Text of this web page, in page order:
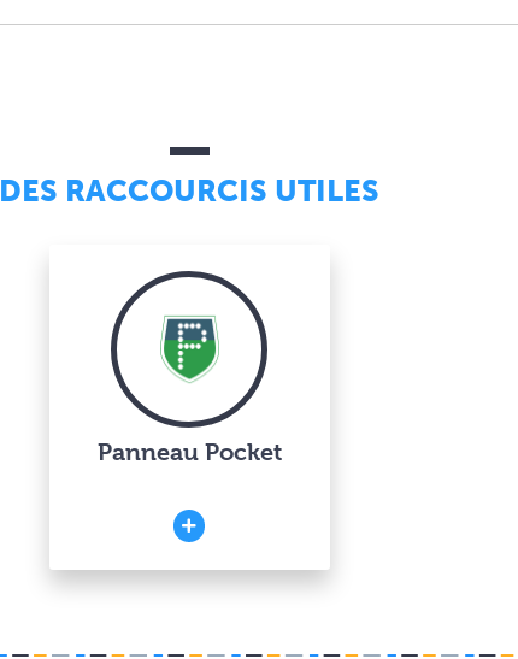
DES RACCOURCIS UTILES
Panneau Pocket